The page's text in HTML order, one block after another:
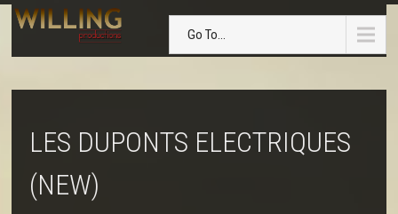
Go To...
LES DUPONTS ELECTRIQUES
(NEW)